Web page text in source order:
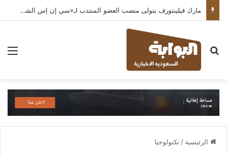
مارك فيلينتورف يتولى منصب العضو المنتدب لـ«سي إن إس الشرق الأوسط» ويشرف على شركات قطاع التكنولوجيا ضمن مجموعة غباش
بحث عن
الرئيسية / تكنولوجيا